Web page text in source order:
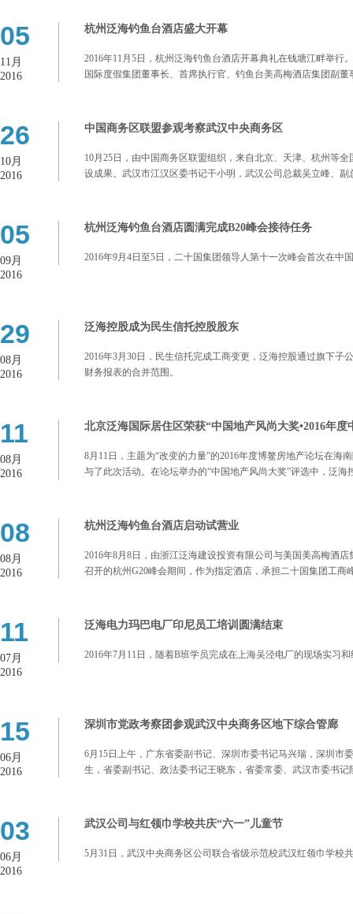
05
11月
2016
杭州泛海钓鱼台酒店盛大开幕
2016年11月5日，杭州泛海钓鱼台酒店开幕典礼在钱塘江畔举
国际度假集团董事长、首席执行官、钓鱼台美高梅酒店集团副董
26
10月
2016
中国商务区联盟参观考察武汉中央商务区
10月25日，由中国商务区联盟组织，来自北京、天津、杭州等
设成果。武汉市江汉区委书记干小明，武汉公司总裁吴立峰、副
05
09月
2016
杭州泛海钓鱼台酒店圆满完成B20峰会接待任务
2016年9月4日至5日，二十国集团领导人第十一次峰会首次在
29
08月
2016
泛海控股成为民生信托控股股东
2016年3月30日，民生信托完成工商变更，泛海控股通过旗下
财务报表的合并范围。
11
08月
2016
北京泛海国际居住区荣获“中国地产风尚大奖•2016年度
8月11日，主题为“改变的力量”的2016年度博鳌房地产论坛在
与了此次活动。在论坛举办的“中国地产风尚大奖”评选中，泛
08
08月
2016
杭州泛海钓鱼台酒店启动试营业
2016年8月8日，由浙江泛海建设投资有限公司与美国美高梅酒
召开的杭州G20峰会期间，作为指定酒店，承担二十国集团工商
11
07月
2016
泛海电力玛巴电厂印尼员工培训圆满结束
2016年7月11日，随着B班学员完成在上海吴泾电厂的现场实习
15
06月
2016
深圳市党政考察团参观武汉中央商务区地下综合管廊
6月15日上午，广东省委副书记、深圳市委书记马兴瑞，深圳市
生，省委副书记、政法委书记王晓东，省委常委、武汉市委书
03
06月
2016
武汉公司与红领巾学校共庆“六一”儿童节
5月31日，武汉中央商务区公司联合省级示范校武汉红领巾学校